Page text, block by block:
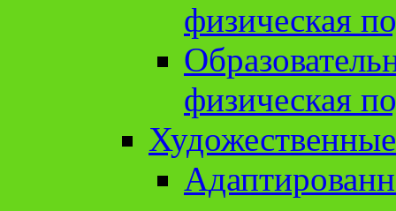
физическая
физическая
Художественные